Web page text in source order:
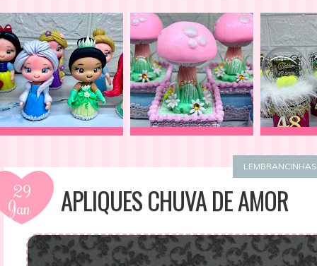
LEMBRANCINHAS
29
Jan APLIQUES CHUVA DE AMOR